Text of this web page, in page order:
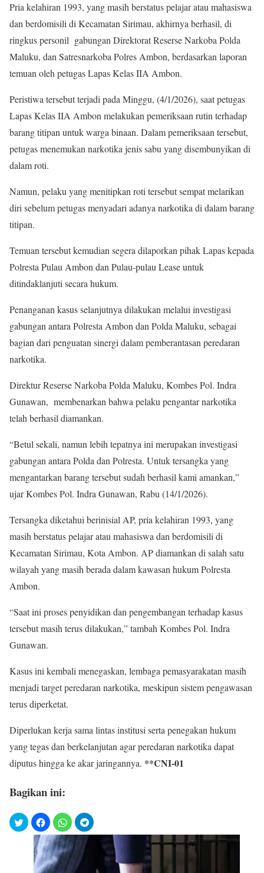
Pria kelahiran 1993, yang masih berstatus pelajar atau mahasiswa
dan berdomisili di Kecamatan Sirimau, akhirnya berhasil, di
ringkus personil gabungan Direktorat Reserse Narkoba Polda
Maluku, dan Satresnarkoba Polres Ambon, berdasarkan laporan
temuan oleh petugas Lapas Kelas IIA Ambon.
Peristiwa tersebut terjadi pada Minggu, (4/1/2026), saat petugas
Lapas Kelas IIA Ambon melakukan pemeriksaan rutin terhadap
barang titipan untuk warga binaan. Dalam pemeriksaan tersebut,
petugas menemukan narkotika jenis sabu yang disembunyikan di
dalam roti.
Namun, pelaku yang menitipkan roti tersebut sempat melarikan
diri sebelum petugas menyadari adanya narkotika di dalam barang
titipan.
Temuan tersebut kemudian segera dilaporkan pihak Lapas kepada
Polresta Pulau Ambon dan Pulau-pulau Lease untuk
ditindaklanjuti secara hukum.
Penanganan kasus selanjutnya dilakukan melalui investigasi
gabungan antara Polresta Ambon dan Polda Maluku, sebagai
bagian dari penguatan sinergi dalam pemberantasan peredaran
narkotika.
Direktur Reserse Narkoba Polda Maluku, Kombes Pol. Indra
Gunawan, membenarkan bahwa pelaku pengantar narkotika
telah berhasil diamankan.
“Betul sekali, namun lebih tepatnya ini merupakan investigasi
gabungan antara Polda dan Polresta. Untuk tersangka yang
mengantarkan barang tersebut sudah berhasil kami amankan,”
ujar Kombes Pol. Indra Gunawan, Rabu (14/1/2026).
Tersangka diketahui berinisial AP, pria kelahiran 1993, yang
masih berstatus pelajar atau mahasiswa dan berdomisili di
Kecamatan Sirimau, Kota Ambon. AP diamankan di salah satu
wilayah yang masih berada dalam kawasan hukum Polresta
Ambon.
“Saat ini proses penyidikan dan pengembangan terhadap kasus
tersebut masih terus dilakukan,” tambah Kombes Pol. Indra
Gunawan.
Kasus ini kembali menegaskan, lembaga pemasyarakatan masih
menjadi target peredaran narkotika, meskipun sistem pengawasan
terus diperketat.
Diperlukan kerja sama lintas institusi serta penegakan hukum
yang tegas dan berkelanjutan agar peredaran narkotika dapat
diputus hingga ke akar jaringannya. **CNI-01
Bagikan ini: